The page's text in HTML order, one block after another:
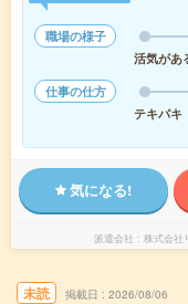
職場の様子
活気があ
仕事の仕方
テキパキ
気になる!
派遣会社 株式会社
未読 掲載日 2026/08/06